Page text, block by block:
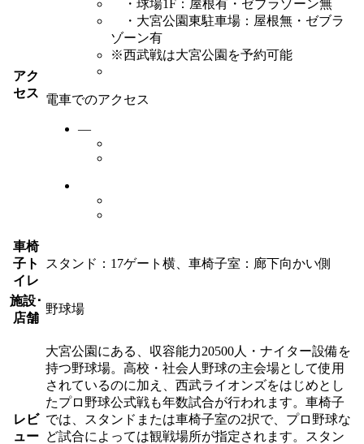
アク
セス
・球場1F：屋根有・ゼブラゾーン無
・大宮公園東駐車場：屋根無・ゼブラ
ゾーン有
※西武戦は大宮公園を予約可能
電車でのアクセス
―
車椅
子ト
イレ
スタンド：17ゲート横、車椅子室：廊下向かい側
施設･
店舗
野球場
レビ
ュー
大宮公園にある、収容能力20500人・ナイター設備を
持つ野球場。高校・社会人野球の主会場として使用
されているのに加え、西武ライオンズをはじめとし
たプロ野球公式戦も年数試合が行われます。車椅子
では、スタンドまたは車椅子室の2択で、プロ野球な
ど試合によっては観戦場所が指定されます。スタン